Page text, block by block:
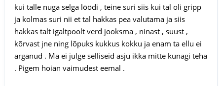
kui talle nuga selga löödi , teine suri siis kui tal oli gripp
ja kolmas suri nii et tal hakkas pea valutama ja siis
hakkas talt igaltpoolt verd jooksma , ninast , suust ,
kõrvast jne ning lõpuks kukkus kokku ja enam ta ellu ei
ärganud . Ma ei julge selliseid asju ikka mitte kunagi teha
. Pigem hoian vaimudest eemal .